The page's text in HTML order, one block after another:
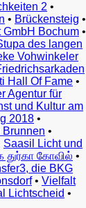
2 •
• Brückensteig •
GmbH Bochum •
des langen
Vohwinkeler
Hall Of Fame •
Agentur für
und Kultur am
2018 •
Brunnen •
Saasil Licht und
கோவில் •
die BKG
• Vielfalt
Lichtscheid •